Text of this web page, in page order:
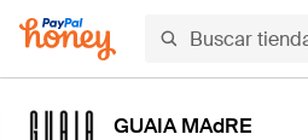
GUAIA MAdRE